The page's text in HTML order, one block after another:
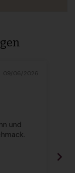
09/06/2026
und